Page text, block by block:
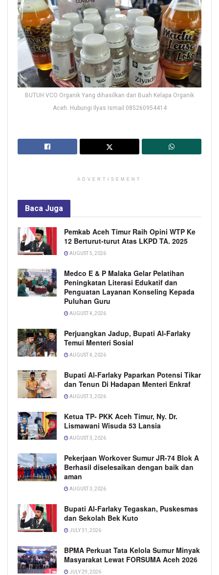
BUTUH VCO Organik Yang dihasilkan dari Buah Kelapa Organik
Aceh. Hubungi Ilyas Ismail 085260954414
ADVERTISEMENT
Baca Juga
Pemkab Aceh Timur Raih Opini WTP Ke
12 Berturut-turut Atas LKPD TA. 2025
AUGUST 5, 2026
Medco E & P Malaka Gelar Pelatihan
Peningkatan Literasi Edukatif dan
Penguatan Layanan Konseling Kepada
Puluhan Guru
AUGUST 4, 2026
Perjuangkan Jadup, Bupati Al-Farlaky
Temui Menteri Sosial
AUGUST 4, 2026
Bupati Al-Farlaky Paparkan Potensi Tikar
dan Tenun Di Hadapan Menteri Enkraf
AUGUST 3, 2026
Ketua TP- PKK Aceh Timur, Ny. Dr.
Lismawani Wisuda 53 Lansia
AUGUST 3, 2026
Pekerjaan Workover Sumur JR-74 Blok A
Berhasil diselesaikan dengan baik dan
aman
AUGUST 3, 2026
Bupati Al-Farlaky Tegaskan, Puskesmas
dan Sekolah Bek Kuto
JULY 31, 2026
BPMA Perkuat Tata Kelola Sumur Minyak
Masyarakat Lewat FORSUMA Aceh 2026
JULY 29, 2026